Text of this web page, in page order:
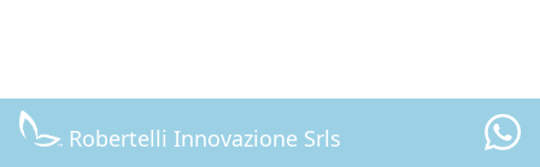
Robertelli Innovazione Srls